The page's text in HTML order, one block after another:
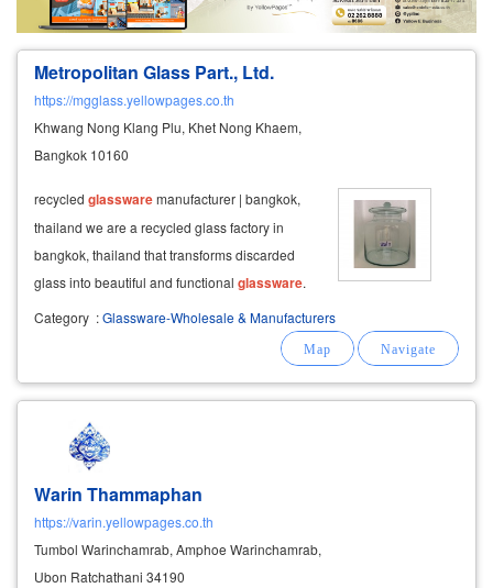
Exporter/Importer
Service Business
Metropolitan Glass Part., Ltd.
https://mgglass.yellowpages.co.th
Khwang Nong Klang Plu, Khet Nong Khaem,
Bangkok 10160
recycled glasswaremanufacturer | bangkok,
thailand we are a recycled glass factory in
bangkok, thailand that transforms discarded
glass into beautiful and functional glassware.
we offer
wholesale
pricing on a wide range of
products, and we also accept custom orders for
Category :Glassware-Wholesale & Manufacturers
Warin Thammaphan
https://varin.yellowpages.co.th
Tumbol Warinchamrab, Amphoe Warinchamrab,
Ubon Ratchathani 34190